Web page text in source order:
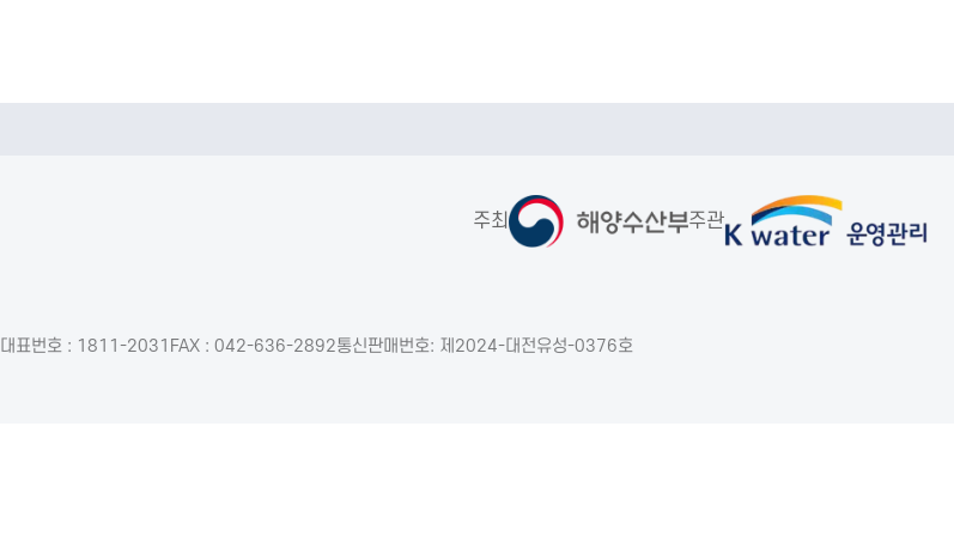
주최 주관
대표번호 : 1811-2031 FAX : 042-636-2892통신판매번호: 제2024-대전유성-0376호